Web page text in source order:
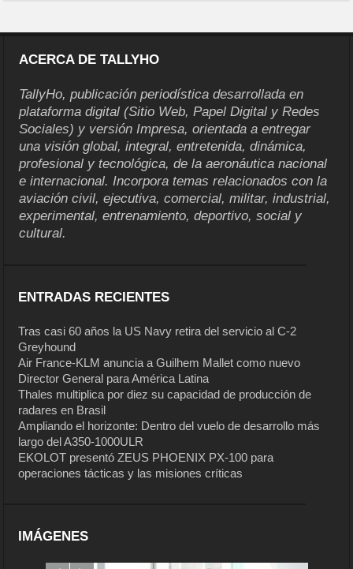
ACERCA DE TALLYHO
TallyHo, publicación periodística desarrollada en
plataforma digital (Sitio Web, Papel Digital y Redes
Sociales) y versión Impresa, orientada a entregar
una visión global, integral, entretenida, dinámica,
profesional y tecnológica, de la aeronáutica nacional
e internacional. Incorpora temas relacionados con la
aviación civil, ejecutiva, comercial, militar, industrial,
experimental, entrenamiento, deportivo, social y
cultural.
ENTRADAS RECIENTES
Tras casi 60 años la US Navy retira del servicio al C-2
Greyhound
Air France-KLM anuncia a Guilhem Mallet como nuevo
Director General para América Latina
Thales multiplica por diez su capacidad de producción de
radares en Brasil
Ampliando el horizonte: Dentro del vuelo de desarrollo más
largo del A350-1000ULR
EKOLOT presentó ZEUS PHOENIX PX-100 para
operaciones tácticas y las misiones críticas
IMÁGENES